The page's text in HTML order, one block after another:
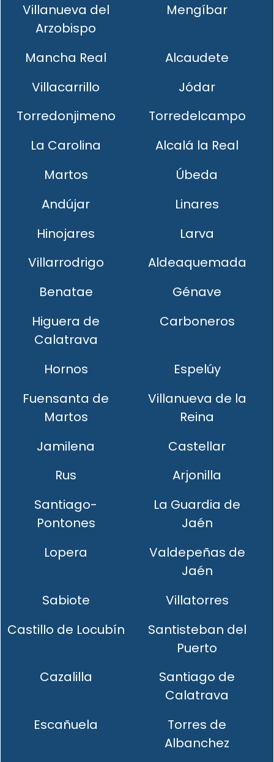
Villanueva del
Arzobispo
Mengíbar
Mancha Real
Alcaudete
Villacarrillo
Jódar
Torredonjimeno
Torredelcampo
La Carolina
Alcalá la Real
Martos
Úbeda
Andújar
Linares
Hinojares
Larva
Villarrodrigo
Aldeaquemada
Benatae
Génave
Higuera de
Calatrava
Carboneros
Hornos
Espelúy
Fuensanta de
Martos
Villanueva de la
Reina
Jamilena
Castellar
Rus
Arjonilla
Santiago-
Pontones
La Guardia de
Jaén
Lopera
Valdepeñas de
Jaén
Sabiote
Villatorres
Castillo de Locubín
Santisteban del
Puerto
Cazalilla
Santiago de
Calatrava
Escañuela
Torres de
Albanchez